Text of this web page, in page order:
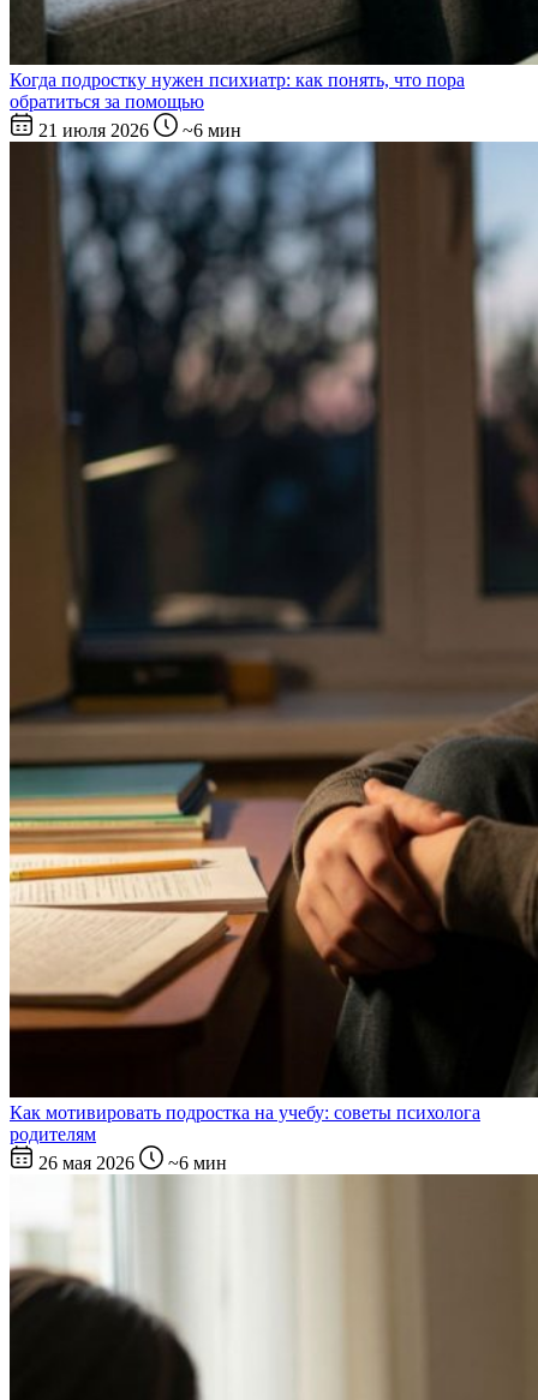
Когда подростку нужен психиатр: как понять, что пора
обратиться за помощью
21 июля 2026
~6 мин
Как мотивировать подростка на учебу: советы психолога
родителям
26 мая 2026
~6 мин